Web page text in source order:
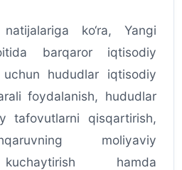
ko‘ra, Yangi
barqaror iqtisodiy
uchun hududlar iqtisodiy
foydalanish, hududlar
tafovutlarni qisqartirish,
moliyaviy
hamda